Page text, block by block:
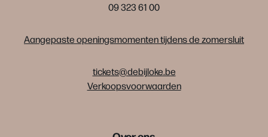
09 323 61 00
Aangepaste openingsmomenten tijdens de zomersluit
tickets@debijloke.be
Verkoopsvoorwaarden